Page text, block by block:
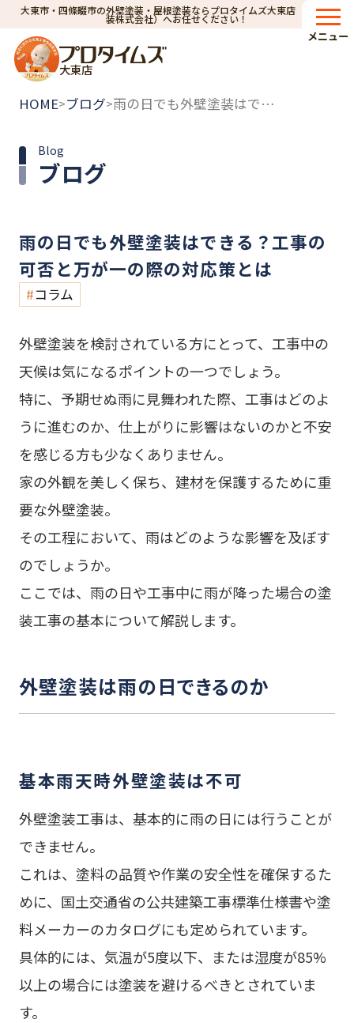
大東市・四條畷市の外壁塗装・屋根塗装ならプロタイムズ大東店（小林建
装株式会社）へお任せください！
大東店
メニュー
HOME>ブログ> 雨の日でも外壁塗装はできる？工事の可否と万が一の際の対応策とは
ブログ
Blog
雨の日でも外壁塗装はできる？工事の
可否と万が一の際の対応策とは
コラム
外壁塗装を検討されている方にとって、工事中の
天候は気になるポイントの一つでしょう。
特に、予期せぬ雨に見舞われた際、工事はどのよ
うに進むのか、仕上がりに影響はないのかと不安
を感じる方も少なくありません。
家の外観を美しく保ち、建材を保護するために重
要な外壁塗装。
その工程において、雨はどのような影響を及ぼす
のでしょうか。
ここでは、雨の日や工事中に雨が降った場合の塗
装工事の基本について解説します。
外壁塗装は雨の日できるのか
基本雨天時外壁塗装は不可
外壁塗装工事は、基本的に雨の日には行うことが
できません。
これは、塗料の品質や作業の安全性を確保するた
めに、国土交通省の公共建築工事標準仕様書や塗
料メーカーのカタログにも定められています。
具体的には、気温が5度以下、または湿度が85%
以上の場合には塗装を避けるべきとされていま
す。